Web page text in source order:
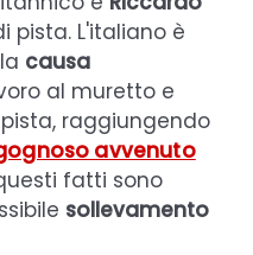
pista. L'italiano è
causa
al muretto e
raggiungendo
avvenuto
fatti sono
sollevamento